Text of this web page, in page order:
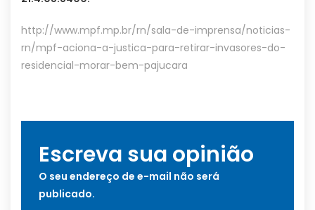
http://www.mpf.mp.br/rn/sala-de-imprensa/noticias-
rn/mpf-aciona-a-justica-para-retirar-invasores-do-
residencial-morar-bem-pajucara
Escreva sua opinião
O seu endereço de e-mail não será
publicado.